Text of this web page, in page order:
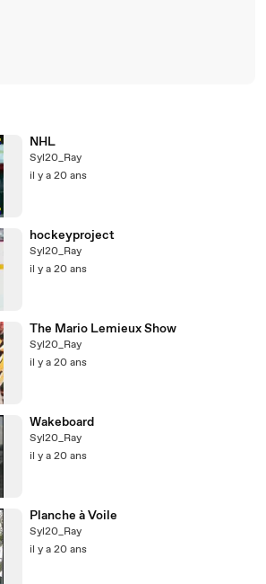
NHL
Syl20_Ray
il y a 20 ans
hockeyproject
Syl20_Ray
il y a 20 ans
The Mario Lemieux Show
Syl20_Ray
il y a 20 ans
Wakeboard
Syl20_Ray
il y a 20 ans
Planche à Voile
Syl20_Ray
il y a 20 ans